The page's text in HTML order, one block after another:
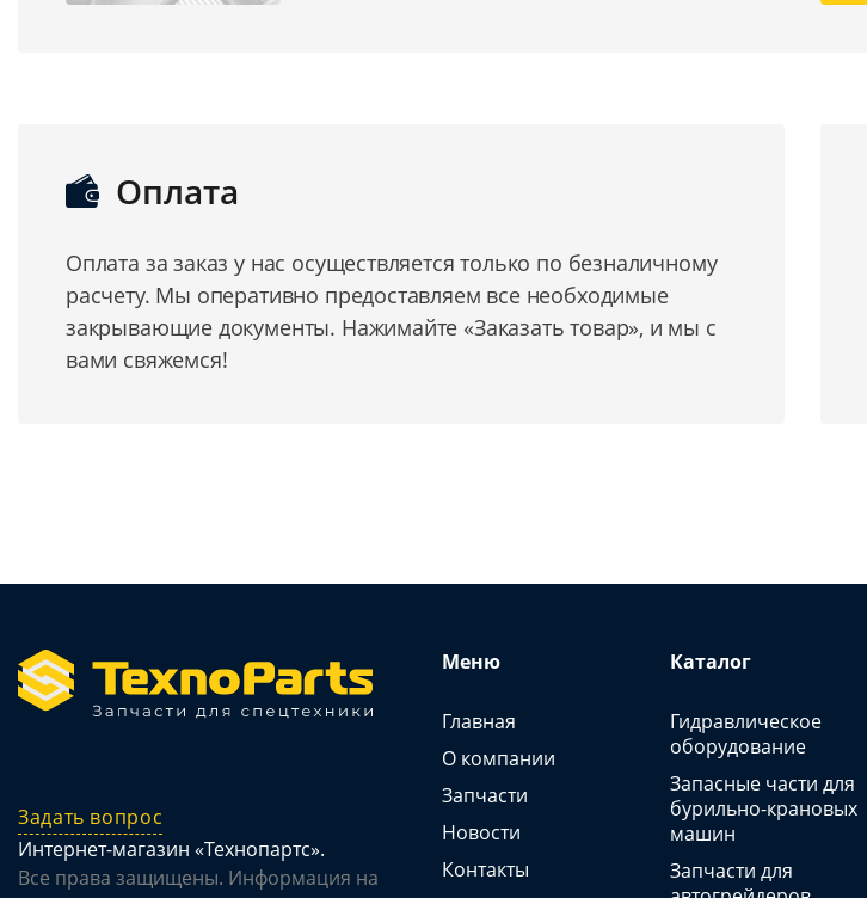
Оплата
Оплата за заказ у нас осуществляется только по безналичному
расчету. Мы оперативно предоставляем все необходимые
закрывающие документы. Нажимайте «Заказать товар», и мы с
вами свяжемся!
Задать вопрос
Интернет-магазин «Технопартс».
Все права защищены. Информация на
Меню
Главная
О компании
Запчасти
Новости
Контакты
Каталог
Гидравлическое
оборудование
Запасные части для
бурильно-крановых
машин
Запчасти для